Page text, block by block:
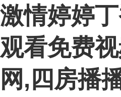
激情婷婷
观看免费
网,四房播